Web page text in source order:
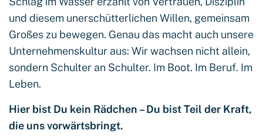
und diesem unerschütterlichen Willen, gemeinsam
Großes zu bewegen. Genau das macht auch unsere
Unternehmenskultur aus: Wir wachsen nicht allein,
sondern Schulter an Schulter. Im Boot. Im Beruf. Im
Leben.
Hier bist Du kein Rädchen – Du bist Teil der Kraft,
die uns vorwärtsbringt.